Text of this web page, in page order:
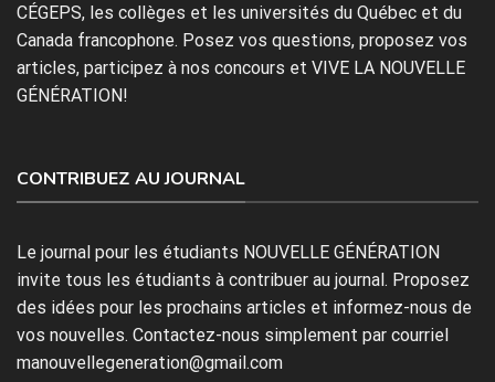
CÉGEPS, les collèges et les universités du Québec et du
Canada francophone. Posez vos questions, proposez vos
articles, participez à nos concours et VIVE LA NOUVELLE
GÉNÉRATION!
CONTRIBUEZ AU JOURNAL
Le journal pour les étudiants NOUVELLE GÉNÉRATION
invite tous les étudiants à contribuer au journal. Proposez
des idées pour les prochains articles et informez-nous de
vos nouvelles. Contactez-nous simplement par courriel
manouvellegeneration@gmail.com